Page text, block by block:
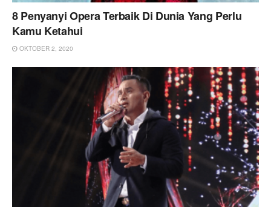
8 Penyanyi Opera Terbaik Di Dunia Yang Perlu
Kamu Ketahui
OKTOBER 2, 2020